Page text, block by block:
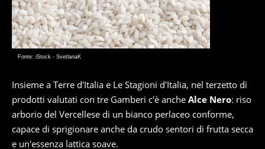
Fonte: iStock - SvetlanaK
Insieme a Terre d'Italia e Le Stagioni d'Italia, nel terzetto di
prodotti valutati con tre Gamberi c'è anche Alce Nero: riso
arborio del Vercellese di un bianco perlaceo conforme,
capace di sprigionare anche da crudo sentori di frutta secca
e un'essenza lattica soave.